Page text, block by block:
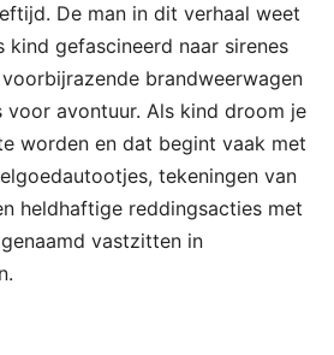
De man in dit verhaal weet
kind gefascineerd naar sirenes
brandweerwagen
voor avontuur. Als kind droom je
worden en dat begint vaak met
tekeningen van
heldhaftige reddingsacties met
vastzitten in